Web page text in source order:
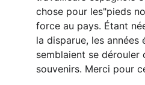
chose pour les"pieds
force au pays. Étant
la disparue, les années
semblaient se dérouler
souvenirs. Merci pour